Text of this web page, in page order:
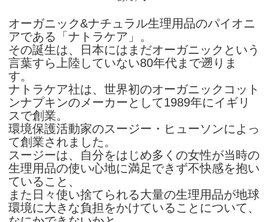
オーガニック&ナチュラル生理用品のパイオニ
アである「ナトラケア」。
その誕生は、日本にはまだオーガニックという
言葉すら上陸していない80年代まで遡りま
す。
ナトラケア社は、世界初のオーガニックコット
ンナプキンのメーカーとして1989年にイギリ
スで創業。
環境保護活動家のスージー・ヒューソンによっ
て創業されました。
スージーは、自分をはじめ多くの女性が当時の
生理用品の使い心地に満足できず不快感を抱い
ていること、
また日々使い捨てられる大量の生理用品が地球
環境に大きな負担をかけていることについて、